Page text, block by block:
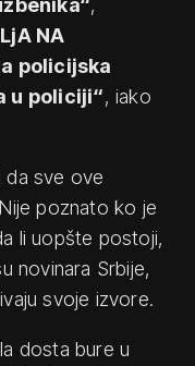
,
NA
policijska
u policiji“, iako
da sve ove
poznato ko je
li uopšte postoji,
novinara Srbije,
svoje izvore.
dosta bure u